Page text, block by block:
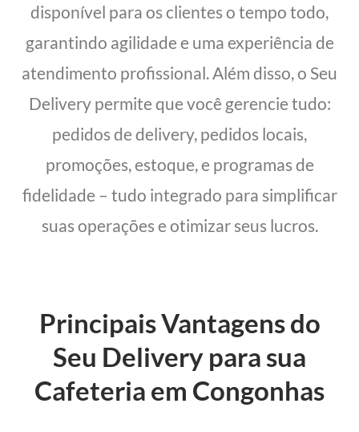
disponível para os clientes o tempo todo,
garantindo agilidade e uma experiência de
atendimento profissional. Além disso, o Seu
Delivery permite que você gerencie tudo:
pedidos de delivery, pedidos locais,
promoções, estoque, e programas de
fidelidade – tudo integrado para simplificar
suas operações e otimizar seus lucros.
Principais Vantagens do
Seu Delivery para sua
Cafeteria em Congonhas